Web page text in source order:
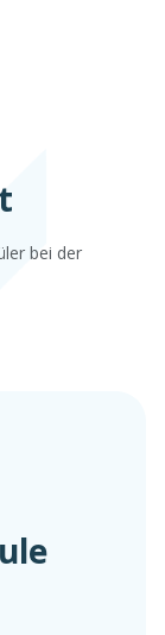
bei der